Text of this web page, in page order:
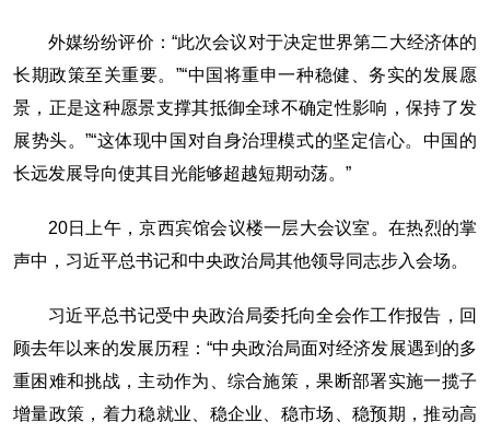
外媒纷纷评价：“此次会议对于决定世界第二大经济体的
长期政策至关重要。”“中国将重申一种稳健、务实的发展愿
景，正是这种愿景支撑其抵御全球不确定性影响，保持了发
展势头。”“这体现中国对自身治理模式的坚定信心。中国的
长远发展导向使其目光能够超越短期动荡。”
20日上午，京西宾馆会议楼一层大会议室。在热烈的掌
声中，习近平总书记和中央政治局其他领导同志步入会场。
习近平总书记受中央政治局委托向全会作工作报告，回
顾去年以来的发展历程：“中央政治局面对经济发展遇到的多
重困难和挑战，主动作为、综合施策，果断部署实施一揽子
增量政策，着力稳就业、稳企业、稳市场、稳预期，推动高